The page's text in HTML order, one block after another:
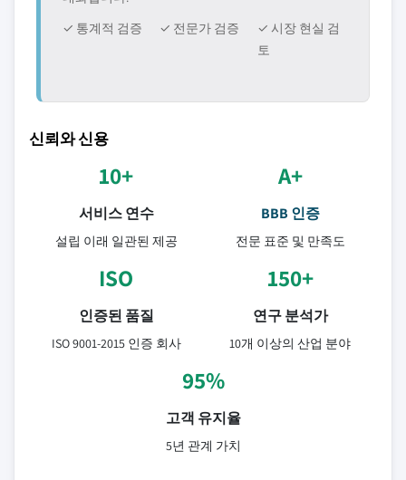
✓ 통계적 검증
✓ 전문가 검증
✓ 시장 현실 검
토
신뢰와 신용
10+
서비스 연수
설립 이래 일관된 제공
A+
BBB 인증
전문 표준 및 만족도
ISO
인증된 품질
ISO 9001-2015 인증 회사
150+
연구 분석가
10개 이상의 산업 분야
95%
고객 유지율
5년 관계 가치